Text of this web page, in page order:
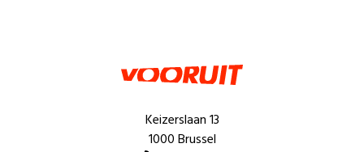
Keizerslaan 13
1000 Brussel